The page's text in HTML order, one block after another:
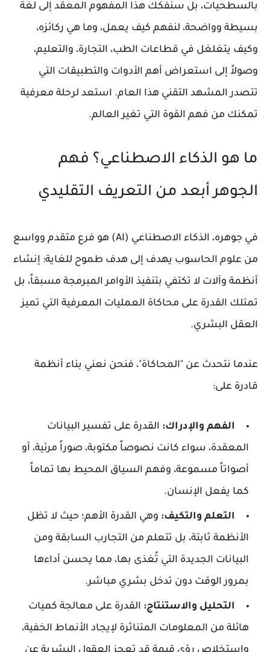
بالسطحيات، بل سنفكك هذا المفهوم المعقد إلى لغة
بسيطة وواضحة، لنفهم كيف يعمل، وما هي ركائزه،
وكيف يتغلغل في قطاعات الطب، التجارة، والتعليم،
وصولاً إلى استعراض أهم الأدوات والتطبيقات التي
تتصدر المشهد التقني هذا العام. استعد لرحلة معرفية
تمكنك من فهم القوة التي تغير العالم.
ما هو الذكاء الاصطناعي؟ فهم
الجوهر أبعد من التعريف التقليدي
في جوهره، الذكاء الاصطناعي (AI) هو فرع متقدم وواسع
من علوم الحاسوب يهدف إلى هدف طموح للغاية: إنشاء
أنظمة وآلات لا تكتفي بتنفيذ الأوامر المبرمجة مسبقاً، بل
تمتلك القدرة على محاكاة العمليات المعرفية التي تميز
العقل البشري.
عندما نتحدث عن "المحاكاة"، فنحن نعني بناء أنظمة
قادرة على:
الفهم والإدراك: القدرة على تفسير البيانات
المعقدة، سواء كانت نصوصاً مكتوبة، صوراً مرئية، أو
أصواتاً مسموعة، وفهم السياق المحيط بها تماماً
كما يفعل الإنسان.
التعلم والتكيف: وهي القدرة الأهم؛ حيث لا تظل
الأنظمة ثابتة، بل تتعلم من التجارب السابقة ومن
البيانات الجديدة التي تُغذى بها، مما يحسن أداءها
بمرور الوقت دون تدخل بشري مباشر.
التحليل والاستنتاج: القدرة على معالجة كميات
هائلة من المعلومات المتناثرة لإيجاد الأنماط الخفية،